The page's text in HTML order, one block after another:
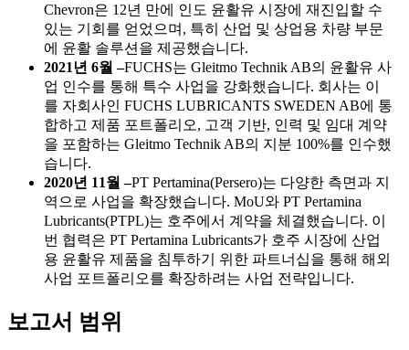
Chevron은 12년 만에 인도 윤활유 시장에 재진입할 수
있는 기회를 얻었으며, 특히 산업 및 상업용 차량 부문
에 윤활 솔루션을 제공했습니다.
2021년 6월 –FUCHS는 Gleitmo Technik AB의 윤활유 사
업 인수를 통해 특수 사업을 강화했습니다. 회사는 이
를 자회사인 FUCHS LUBRICANTS SWEDEN AB에 통
합하고 제품 포트폴리오, 고객 기반, 인력 및 임대 계약
을 포함하는 Gleitmo Technik AB의 지분 100%를 인수했
습니다.
2020년 11월 –PT Pertamina(Persero)는 다양한 측면과 지
역으로 사업을 확장했습니다. MoU와 PT Pertamina
Lubricants(PTPL)는 호주에서 계약을 체결했습니다. 이
번 협력은 PT Pertamina Lubricants가 호주 시장에 산업
용 윤활유 제품을 침투하기 위한 파트너십을 통해 해외
사업 포트폴리오를 확장하려는 사업 전략입니다.
보고서 범위